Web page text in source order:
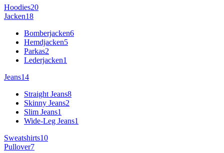
Hoodies20
Jacken18
Bomberjacken6
Hemdjacken5
Parkas2
Lederjacken1
Jeans14
Straight Jeans8
Skinny Jeans2
Slim Jeans1
Wide-Leg Jeans1
Sweatshirts10
Pullover7